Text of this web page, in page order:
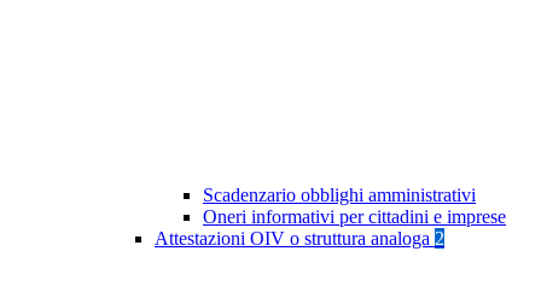
Scadenzario obblighi amministrativi
Oneri informativi per cittadini e imprese
Attestazioni OIV o struttura analoga 2